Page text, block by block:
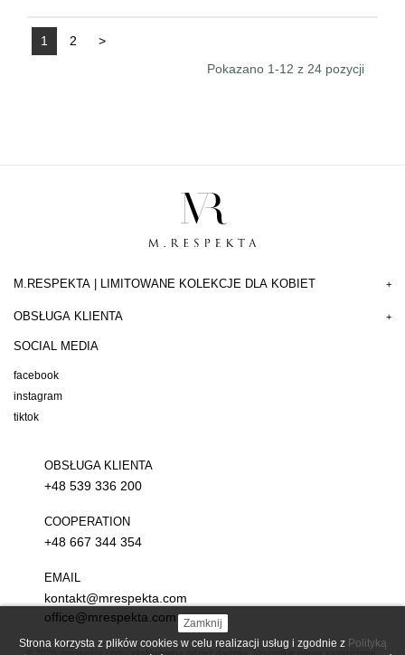
Zamknij
Strona korzysta z plików cookies w celu realizacji usług i zgodnie z Polityką
1 2
>
Pokazano 1-12 z 24 pozycji
M.RESPEKTA | LIMITOWANE KOLEKCJE DLA KOBIET +
OBSŁUGA KLIENTA +
SOCIAL MEDIA
facebook
instagram
tiktok
OBSŁUGA KLIENTA
+48 539 336 200
COOPERATION
+48 667 344 354
EMAIL
kontakt@mrespekta.com
office@mrespekta.com
mrespekta.com - ekskluzywna odzież damska